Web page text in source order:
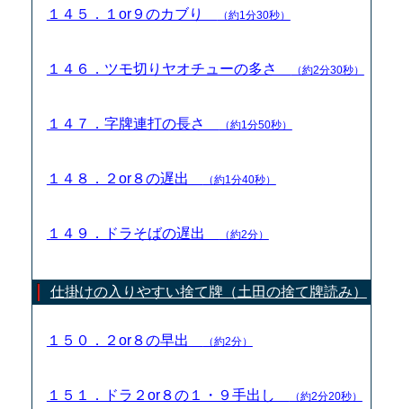
１４５．１or９のカブり （約1分30秒）
１４６．ツモ切りヤオチューの多さ （約2分30秒）
１４７．字牌連打の長さ （約1分50秒）
１４８．２or８の遅出 （約1分40秒）
１４９．ドラそばの遅出 （約2分）
仕掛けの入りやすい捨て牌（土田の捨て牌読み）
１５０．２or８の早出 （約2分）
１５１．ドラ２or８の１・９手出し （約2分20秒）